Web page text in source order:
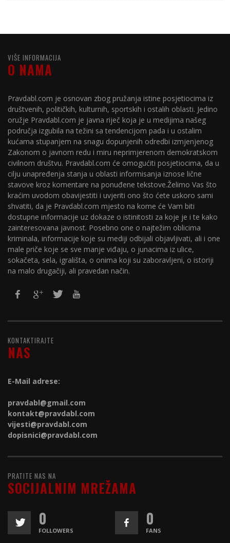
VIŠE INFORMACIJA
O NAMA
Pravdabl.com je osnovan zbog pružanja istine posjetiocima iz
društvenih, političkih, kulturnih, sportskih i ostalih oblasti. Jedino
oružje Pravdabl.com je javna riječ koja je u medijima našeg
područja izgubila na težini sa tendencijom pada i u ostalim
kućama stupanjem na snagu dopunjenih odredbi izmjenjenog
Zakonom o javnom redu i miru neprimjerenom demokratskom
civilnom društvu. Pravdabl.com će omogućiti posjetiocima, da u
cilju unapređenja stanja u oblasti informisanja iznose lične
stavove kroz komentare na ponuđene tekstove.Želimo Vas što
kraćim uvodom obavijestiti i uvjeriti ono što ćete uskoro sami
shvatiti, da je Pravdabl.com mjesto na kome će Vam biti
dostupne informacije uz dokaze o istinitosti za koje je i te kako
zainteresovana javnost. Posebno one o najtežim oblicima
kriminala, informacije koje su mediji odbijali objavljivati, ali i one
male priče koje se sve manje viđaju, o junacima iz ulice,
sokačeta, sela, igrališta, o onima koji su zaboravljeni, o istoriji
na malo drugačiji, ali pravedan način.
KONTAKTIRAJTE
NAS
E-Mail adrese:
pravdabl@gmail.com
kontakt@pravdabl.com
vijesti@pravdabl.com
dopisnici@pravdabl.com
PRATITE NAS NA
SOCIJALNIM MREŽAMA
0
FOLLOWERS
0
FANS